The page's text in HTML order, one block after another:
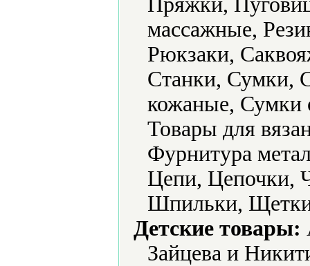
массажные,
Рюкзаки,
Станки, Сумки,
кожаные, Сумки
Товары для
Фурнитура
Цепи,
Шпильки,
Детские товары:
Зайцева и